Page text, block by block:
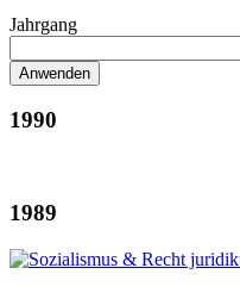
Jahrgang
1990
1989